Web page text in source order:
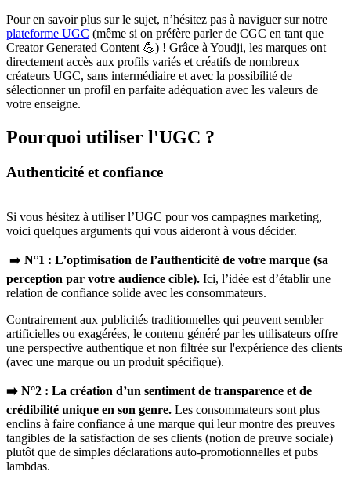
Pour en savoir plus sur le sujet, n’hésitez pas à naviguer sur notre
plateforme UGC (même si on préfère parler de CGC en tant que
Creator Generated Content 💪) ! Grâce à Youdji, les marques ont
directement accès aux profils variés et créatifs de nombreux
créateurs UGC, sans intermédiaire et avec la possibilité de
sélectionner un profil en parfaite adéquation avec les valeurs de
votre enseigne.
Pourquoi utiliser l'UGC ?
Authenticité et confiance
Si vous hésitez à utiliser l’UGC pour vos campagnes marketing,
voici quelques arguments qui vous aideront à vous décider.
➡️ N°1 : L’optimisation de l’authenticité de votre marque (sa
perception par votre audience cible). Ici, l’idée est d’établir une
relation de confiance solide avec les consommateurs.
Contrairement aux publicités traditionnelles qui peuvent sembler
artificielles ou exagérées, le contenu généré par les utilisateurs offre
une perspective authentique et non filtrée sur l'expérience des clients
(avec une marque ou un produit spécifique).
➡️ N°2 : La création d’un sentiment de transparence et de
crédibilité unique en son genre. Les consommateurs sont plus
enclins à faire confiance à une marque qui leur montre des preuves
tangibles de la satisfaction de ses clients (notion de preuve sociale)
plutôt que de simples déclarations auto-promotionnelles et pubs
lambdas.